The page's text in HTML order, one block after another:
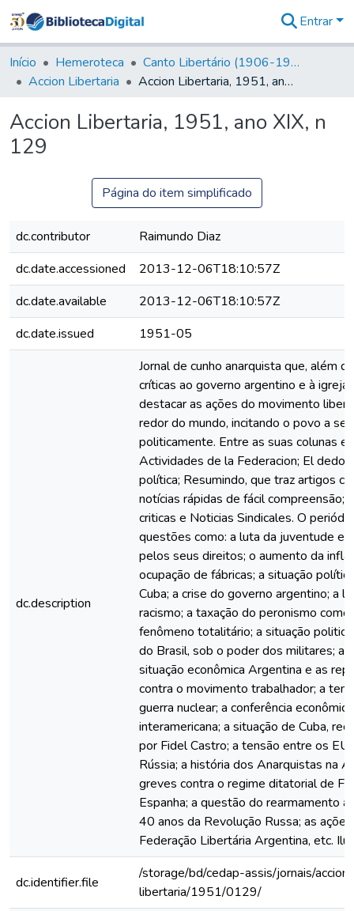
&
Coleções
Tudo na
Digital
Entrar
Início Hemeroteca
Canto Libertário (1906-1995)
Accion Libertaria
Accion Libertaria, 1951, ano XIX, n 129
Accion Libertaria, 1951, ano XIX, n
129
Página do item simplificado
dc.contributor
Raimundo Diaz
dc.date.accessioned
2013-12-06T18:10:57Z
dc.date.available
2013-12-06T18:10:57Z
dc.date.issued
1951-05
dc.description
Jornal de cunho anarquista que, além
críticas ao governo argentino e à igreja,
destacar as ações do movimento
redor do mundo, incitando o povo a se
politicamente. Entre as suas colunas
Actividades de la Federacion; El dedo
política; Resumindo, que traz artigos
notícias rápidas de fácil compreensão;
criticas e Noticias Sindicales. O
questões como: a luta da juventude
pelos seus direitos; o aumento da
ocupação de fábricas; a situação
Cuba; a crise do governo argentino; a
racismo; a taxação do peronismo como
fenômeno totalitário; a situação
do Brasil, sob o poder dos militares; a
situação econômica Argentina e as
contra o movimento trabalhador; a
guerra nuclear; a conferência econômica
interamericana; a situação de Cuba,
por Fidel Castro; a tensão entre os
Rússia; a história dos Anarquistas na
greves contra o regime ditatorial de
Espanha; a questão do rearmamento
40 anos da Revolução Russa; as
Federação Libertária Argentina, etc.
dc.identifier.file
/storage/bd/cedap-assis/jornais/accion-
libertaria/1951/0129/